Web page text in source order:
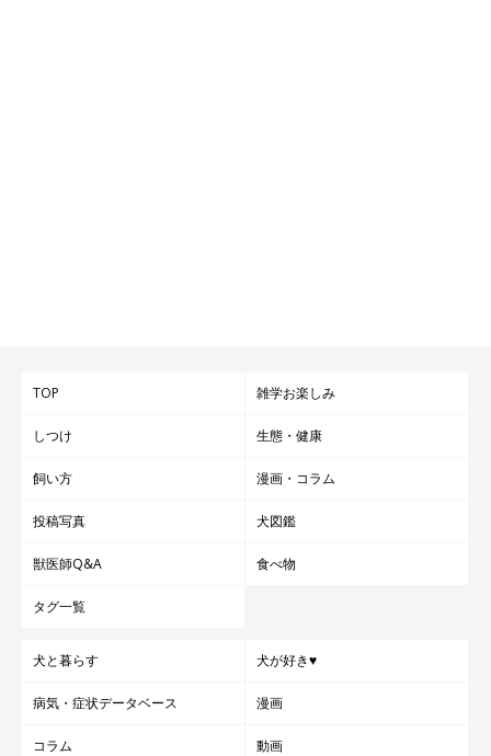
TOP 雑学お楽しみ
しつけ 生態・健康
飼い方 漫画・コラム
投稿写真 犬図鑑
獣医師Q&A 食べ物
タグ一覧
犬と暮らす 犬が好き♥
病気・症状データベース 漫画
コラム 動画